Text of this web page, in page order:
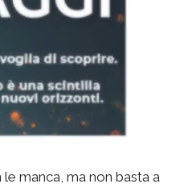
le manca, ma non basta a